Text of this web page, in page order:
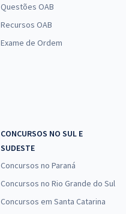
Questões OAB
Recursos OAB
Exame de Ordem
CONCURSOS NO SUL E
SUDESTE
Concursos no Paraná
Concursos no Rio Grande do Sul
Concursos em Santa Catarina